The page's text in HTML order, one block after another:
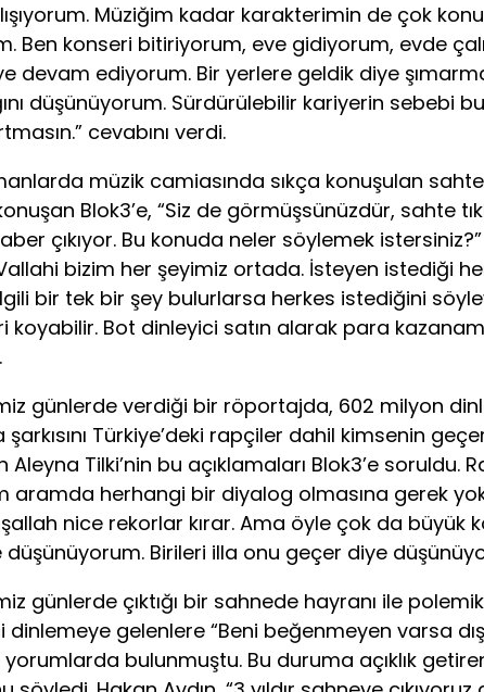
Müziğim kadar karakterimin de çok
Ben konseri bitiriyorum, eve gidiyorum, evde
devam ediyorum. Bir yerlere geldik diye
düşünüyorum. Sürdürülebilir kariyerin sebebi
cevabını verdi.
müzik camiasında sıkça konuşulan
Blok3’e, “Siz de görmüşsünüzdür, sahte
çıkıyor. Bu konuda neler söylemek
bizim her şeyimiz ortada. İsteyen istediği
bir tek bir şey bulurlarsa herkes istediğini
koyabilir. Bot dinleyici satın alarak para
günlerde verdiği bir röportajda, 602 milyon
şarkısını Türkiye’deki rapçiler dahil kimsenin
Aleyna Tilki’nin bu açıklamaları Blok3’e soruldu.
aramda herhangi bir diyalog olmasına gerek
nice rekorlar kırar. Ama öyle çok da büyük
düşünüyorum. Birileri illa onu geçer diye
günlerde çıktığı bir sahnede hayranı ile
dinlemeye gelenlere “Beni beğenmeyen varsa
yorumlarda bulunmuştu. Bu duruma açıklık